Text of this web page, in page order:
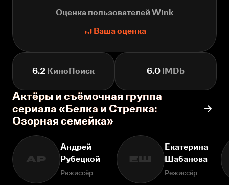
Оценка пользователей Wink
Ваша оценка
6.2 КиноПоиск 6.0 IMDb
Актёры и съёмочная группа
сериала «Белка и Стрелка:
Озорная семейка»
АР
Андрей
Рубецкой
Режиссёр
ЕШ
Екатерина
Шабанова
Режиссёр